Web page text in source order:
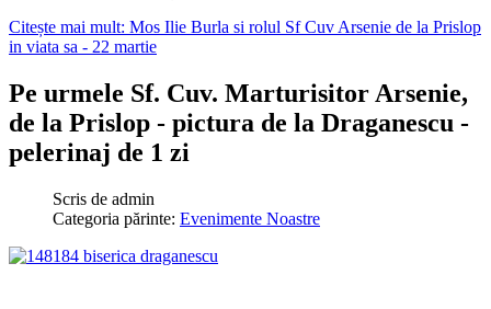
Citește mai mult: Mos Ilie Burla si rolul Sf Cuv Arsenie de la Prislop
in viata sa - 22 martie
Pe urmele Sf. Cuv. Marturisitor Arsenie,
de la Prislop - pictura de la Draganescu -
pelerinaj de 1 zi
Scris de admin
Categoria părinte: Evenimente Noastre